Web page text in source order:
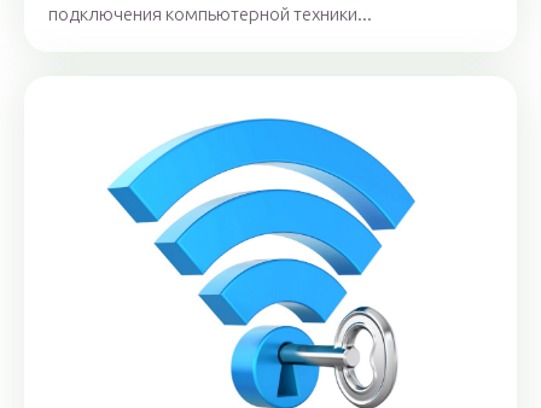
подключения компьютерной техники...